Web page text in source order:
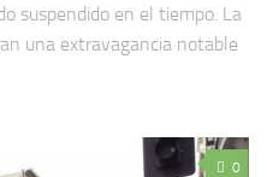
suspendido en el tiempo. La
una extravagancia notable
0